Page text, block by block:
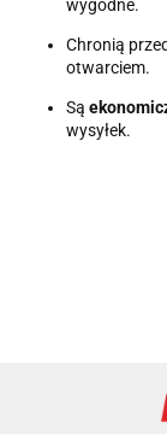
wygodne.
Chronią
otwarciem.
Są
wysyłek.